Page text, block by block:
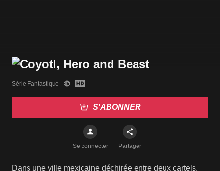
Série Fantastique
S'ABONNER
Se connecter Partager
Dans une ville mexicaine déchirée entre deux cartels,